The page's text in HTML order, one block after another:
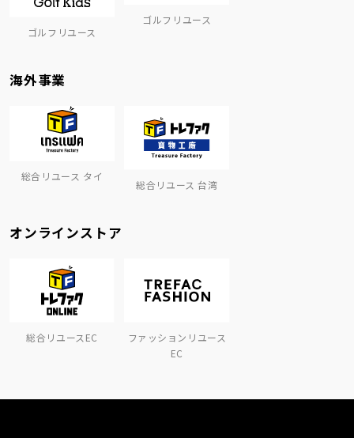
ゴルフリユース
ゴルフリユース
海外事業
総合リユース タイ
総合リユース 台湾
オンラインストア
総合リユースEC
ファッションリユース
EC